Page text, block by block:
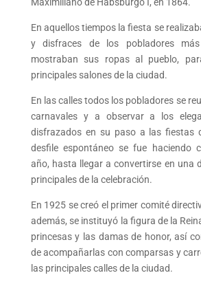
En aquellos tiempos la fiesta se
y disfraces de los pobladores
mostraban sus ropas al pueblo,
principales salones de la ciudad.
En las calles todos los pobladores se
carnavales y a observar a los
disfrazados en su paso a las fiestas
desfile espontáneo se fue haciendo
año, hasta llegar a convertirse en una
principales de la celebración.
En 1925 se creó el primer comité
además, se instituyó la figura de la
princesas y las damas de honor, así
de acompañarlas con comparsas y
las principales calles de la ciudad.